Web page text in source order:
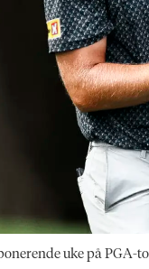
uke på PGA-